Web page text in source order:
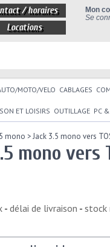
Mon
Se
/ horaires
Locations
MOTO/VELO CABLAGES
ET LOISIRS OUTILLAGE PC
mono >Jack 3.5 mono vers
mono vers
- délai de livraison - stock